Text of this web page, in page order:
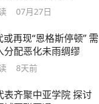
07月27日
再现“恩格斯停顿” 需
分配恶化未雨绸缪
8天前
表齐聚中亚学院 探讨